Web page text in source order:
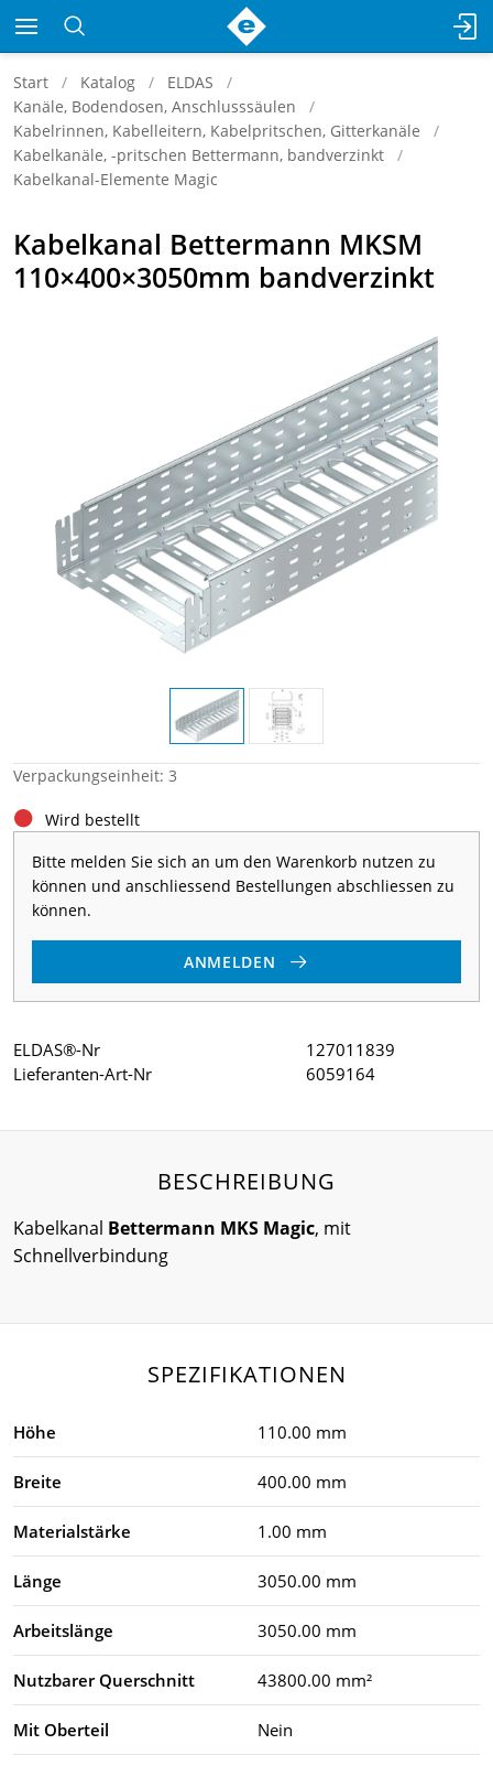
Start Katalog
ELDAS
Kanäle, Bodendosen, Anschlusssäulen
Kabelrinnen, Kabelleitern, Kabelpritschen, Gitterkanäle
Kabelkanäle, -pritschen Bettermann, bandverzinkt
Kabelkanal-Elemente Magic
Kabelkanal Bettermann MKSM
110×400×3050mm bandverzinkt
Verpackungseinheit: 3
Wird bestellt
Bitte melden Sie sich an um den Warenkorb nutzen zu
können und anschliessend Bestellungen abschliessen zu
können.
ANMELDEN
ELDAS®-Nr
127011839
Lieferanten-Art-Nr
6059164
BESCHREIBUNG
Kabelkanal Bettermann MKS Magic, mit
Schnellverbindung
SPEZIFIKATIONEN
Höhe 110.00 mm
Breite 400.00 mm
Materialstärke 1.00 mm
Länge 3050.00 mm
Arbeitslänge 3050.00 mm
Nutzbarer Querschnitt 43800.00 mm²
Mit Oberteil Nein